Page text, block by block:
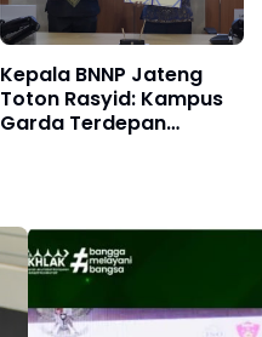
Kepala BNNP Jateng
Toton Rasyid: Kampus
Garda Terdepan